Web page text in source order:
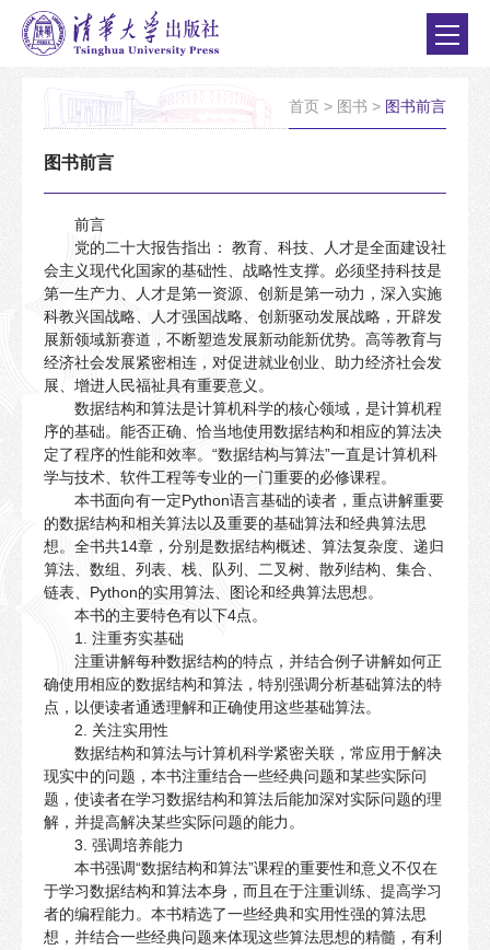
首页 > 图书 > 图书前言
图书前言
前言
党的二十大报告指出： 教育、科技、人才是全面建设社
会主义现代化国家的基础性、战略性支撑。必须坚持科技是
第一生产力、人才是第一资源、创新是第一动力，深入实施
科教兴国战略、人才强国战略、创新驱动发展战略，开辟发
展新领域新赛道，不断塑造发展新动能新优势。高等教育与
经济社会发展紧密相连，对促进就业创业、助力经济社会发
展、增进人民福祉具有重要意义。
数据结构和算法是计算机科学的核心领域，是计算机程
序的基础。能否正确、恰当地使用数据结构和相应的算法决
定了程序的性能和效率。“数据结构与算法”一直是计算机科
学与技术、软件工程等专业的一门重要的必修课程。
本书面向有一定Python语言基础的读者，重点讲解重要
的数据结构和相关算法以及重要的基础算法和经典算法思
想。全书共14章，分别是数据结构概述、算法复杂度、递归
算法、数组、列表、栈、队列、二叉树、散列结构、集合、
链表、Python的实用算法、图论和经典算法思想。
本书的主要特色有以下4点。
1. 注重夯实基础
注重讲解每种数据结构的特点，并结合例子讲解如何正
确使用相应的数据结构和算法，特别强调分析基础算法的特
点，以便读者通透理解和正确使用这些基础算法。
2. 关注实用性
数据结构和算法与计算机科学紧密关联，常应用于解决
现实中的问题，本书注重结合一些经典问题和某些实际问
题，使读者在学习数据结构和算法后能加深对实际问题的理
解，并提高解决某些实际问题的能力。
3. 强调培养能力
本书强调“数据结构和算法”课程的重要性和意义不仅在
于学习数据结构和算法本身，而且在于注重训练、提高学习
者的编程能力。本书精选了一些经典和实用性强的算法思
想，并结合一些经典问题来体现这些算法思想的精髓，有利